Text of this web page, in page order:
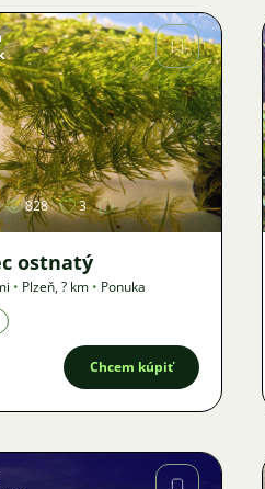
Obrázok
828 3
ostnatý
• Plzeň,? km • Ponuka
Chcem kúpiť